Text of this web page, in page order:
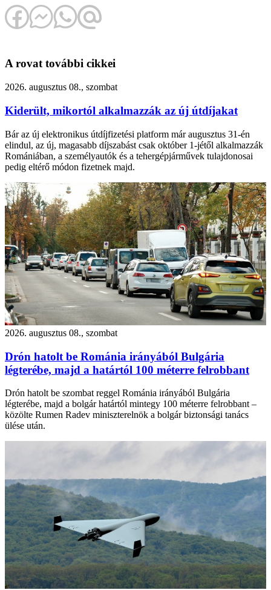
A rovat további cikkei
2026. augusztus 08., szombat
Kiderült, mikortól alkalmazzák az új útdíjakat
Bár az új elektronikus útdíjfizetési platform már augusztus 31-én
elindul, az új, magasabb díjszabást csak október 1-jétől alkalmazzák
Romániában, a személyautók és a tehergépjárművek tulajdonosai
pedig eltérő módon fizetnek majd.
2026. augusztus 08., szombat
Drón hatolt be Románia irányából Bulgária
légterébe, majd a határtól 100 méterre felrobbant
Drón hatolt be szombat reggel Románia irányából Bulgária
légterébe, majd a bolgár határtól mintegy 100 méterre felrobbant –
közölte Rumen Radev miniszterelnök a bolgár biztonsági tanács
ülése után.